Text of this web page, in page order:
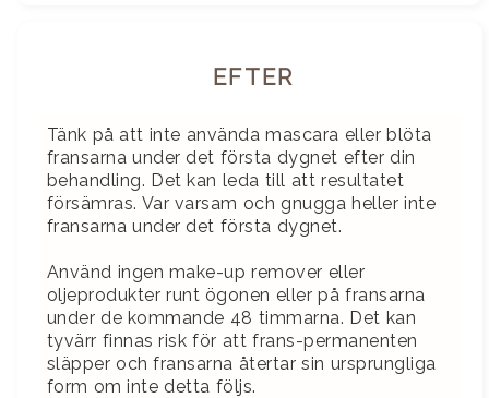
EFTER
Tänk på att inte använda mascara eller blöta
fransarna under det första dygnet efter din
behandling. Det kan leda till att resultatet
försämras. Var varsam och gnugga heller inte
fransarna under det första dygnet.
Använd ingen make-up remover eller
oljeprodukter runt ögonen eller på fransarna
under de kommande 48 timmarna. Det kan
tyvärr finnas risk för att frans-permanenten
släpper och fransarna återtar sin ursprungliga
form om inte detta följs.